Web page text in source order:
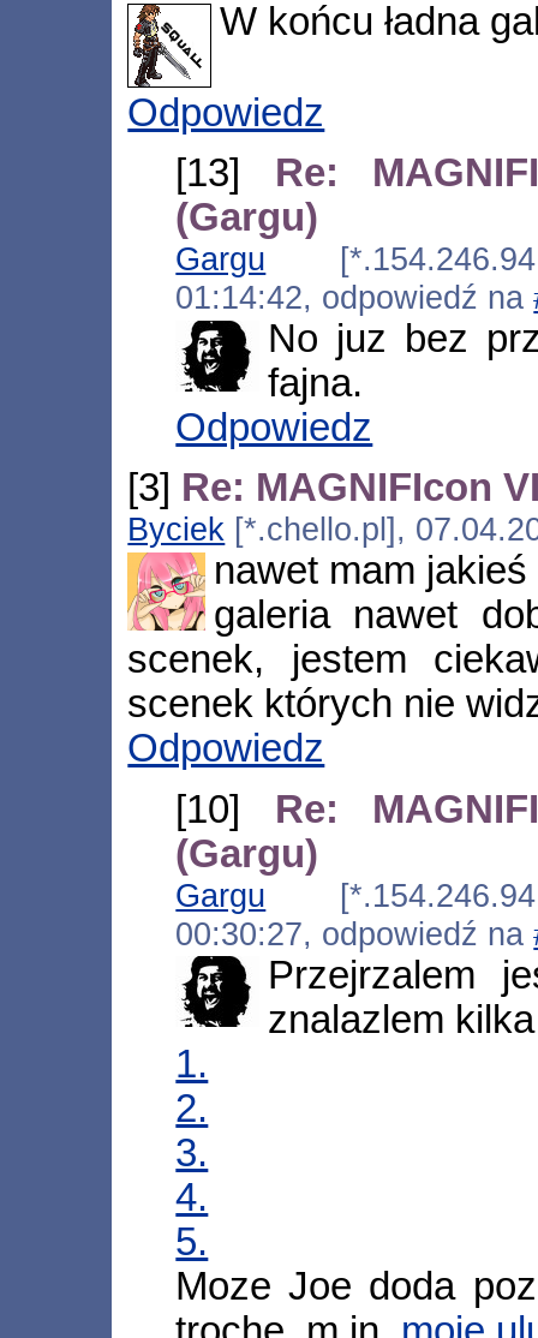
W końcu ładna
Odpowiedz
[13] Re:
(Gargu)
Gargu
01:14:42, odpowiedź na
No juz bez
fajna.
Odpowiedz
[3] Re: MAGNIFIcon
Byciek [*.chello.pl],
nawet mam
galeria nawet
scenek, jestem
scenek których nie
Odpowiedz
[10] Re:
(Gargu)
Gargu
00:30:27, odpowiedź na
Przejrzalem
znalazlem
1.
2.
3.
4.
5.
Moze Joe doda